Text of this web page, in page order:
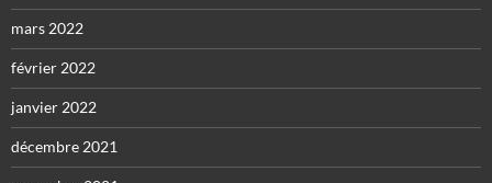
mars 2022
février 2022
janvier 2022
décembre 2021